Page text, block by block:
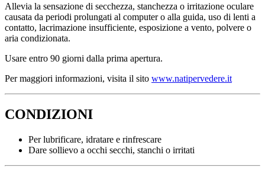
Allevia la sensazione di secchezza, stanchezza o irritazione oculare
causata da periodi prolungati al computer o alla guida, uso di lenti a
contatto, lacrimazione insufficiente, esposizione a vento, polvere o
aria condizionata.
Usare entro 90 giorni dalla prima apertura.
Per maggiori informazioni, visita il sito www.natipervedere.it
CONDIZIONI
Per lubrificare, idratare e rinfrescare
Dare sollievo a occhi secchi, stanchi o irritati